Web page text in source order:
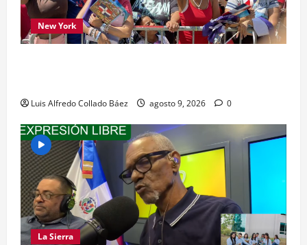
New York
Luis Alfredo Collado Báez agosto 9, 2026 0
La Sierra